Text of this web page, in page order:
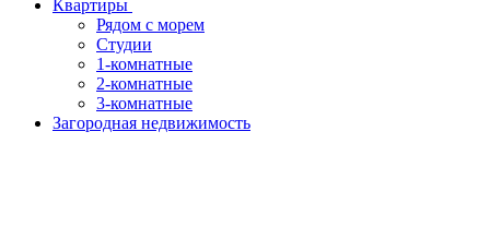
Квартиры
Рядом с морем
Студии
1-комнатные
2-комнатные
3-комнатные
Загородная недвижимость